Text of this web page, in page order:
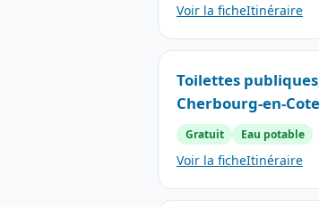
Voir la ficheItinéraire
Toilettes
Cherbourg-en-
Gratuit Eau potable
Voir la ficheItinéraire